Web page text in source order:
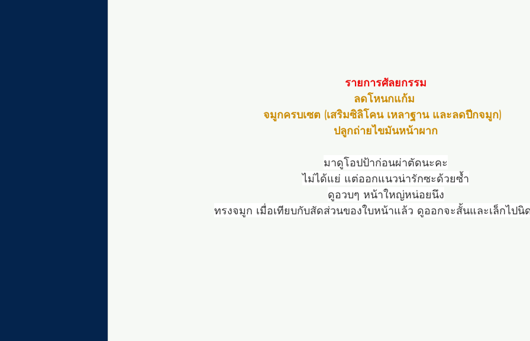
รายการศัลยกรรม
ลดโหนกแก้ม
จมูกครบเซต (เสริมซิลิโคน เหลาฐาน และลดปีกจมูก)
ปลูกถ่ายไขมันหน้าผาก
มาดูโอปป้าก่อนผ่าตัดนะคะ
ไม่ได้แย่ แต่ออกแนวน่ารักซะด้วยซ้ำ
ดูอวบๆ หน้าใหญ่หน่อยนึง
ทรงจมูก เมื่อเทียบกับสัดส่วนของใบหน้าแล้ว ดูออกจะสั้นและเล็กไปนิ